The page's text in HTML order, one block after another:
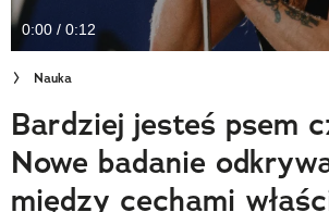
Cuda Polski
Wielki Konkurs Fotograficzny
Trendbook Podróżniczy
Polecane
0:00 / 0:12
Nauka
Bardziej jesteś psem
Nowe badanie
między cechami